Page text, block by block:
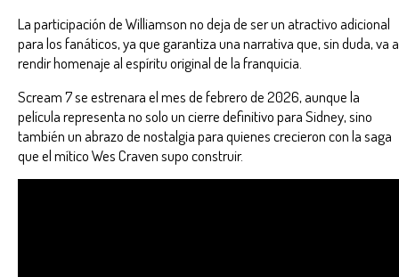
La participación de Williamson no deja de ser un atractivo adicional
para los fanáticos, ya que garantiza una narrativa que, sin duda, va a
rendir homenaje al espíritu original de la franquicia.
Scream 7 se estrenara el mes de febrero de 2026, aunque la
película representa no solo un cierre definitivo para Sidney, sino
también un abrazo de nostalgia para quienes crecieron con la saga
que el mítico Wes Craven supo construir.